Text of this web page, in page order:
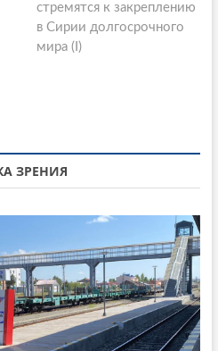
е
д
а
я
:
стремятся к закреплению
в Сирии долгосрочного
мира (I)
ЗРЕНИЯ